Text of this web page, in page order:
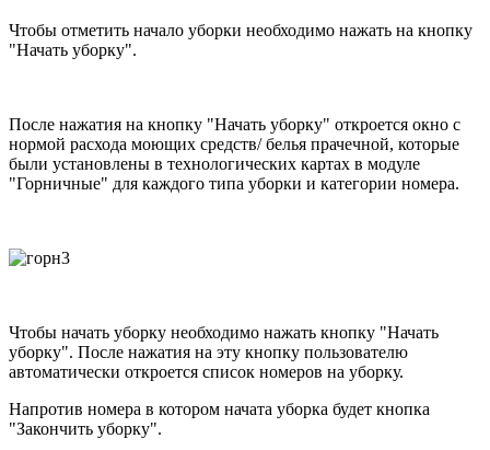
Чтобы отметить начало уборки необходимо нажать на кнопку
"Начать уборку".
После нажатия на кнопку "Начать уборку" откроется окно с
нормой расхода моющих средств/ белья прачечной, которые
были установлены в технологических картах в модуле
"Горничные" для каждого типа уборки и категории номера.
Чтобы начать уборку необходимо нажать кнопку "Начать
уборку". После нажатия на эту кнопку пользователю
автоматически откроется список номеров на уборку.
Напротив номера в котором начата уборка будет кнопка
"Закончить уборку".